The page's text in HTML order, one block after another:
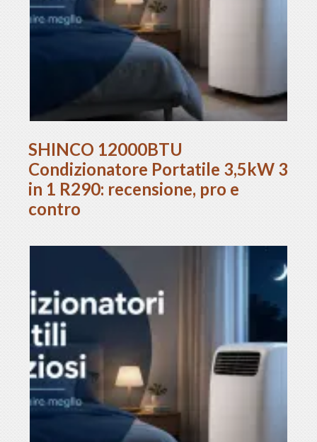
SHINCO 12000BTU
Condizionatore Portatile 3,5kW 3
in 1 R290: recensione, pro e
contro